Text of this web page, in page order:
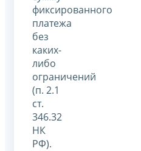
фиксированного
платежа
без
каких-
либо
ограничений
(п. 2.1
ст.
346.32
НК
РФ).